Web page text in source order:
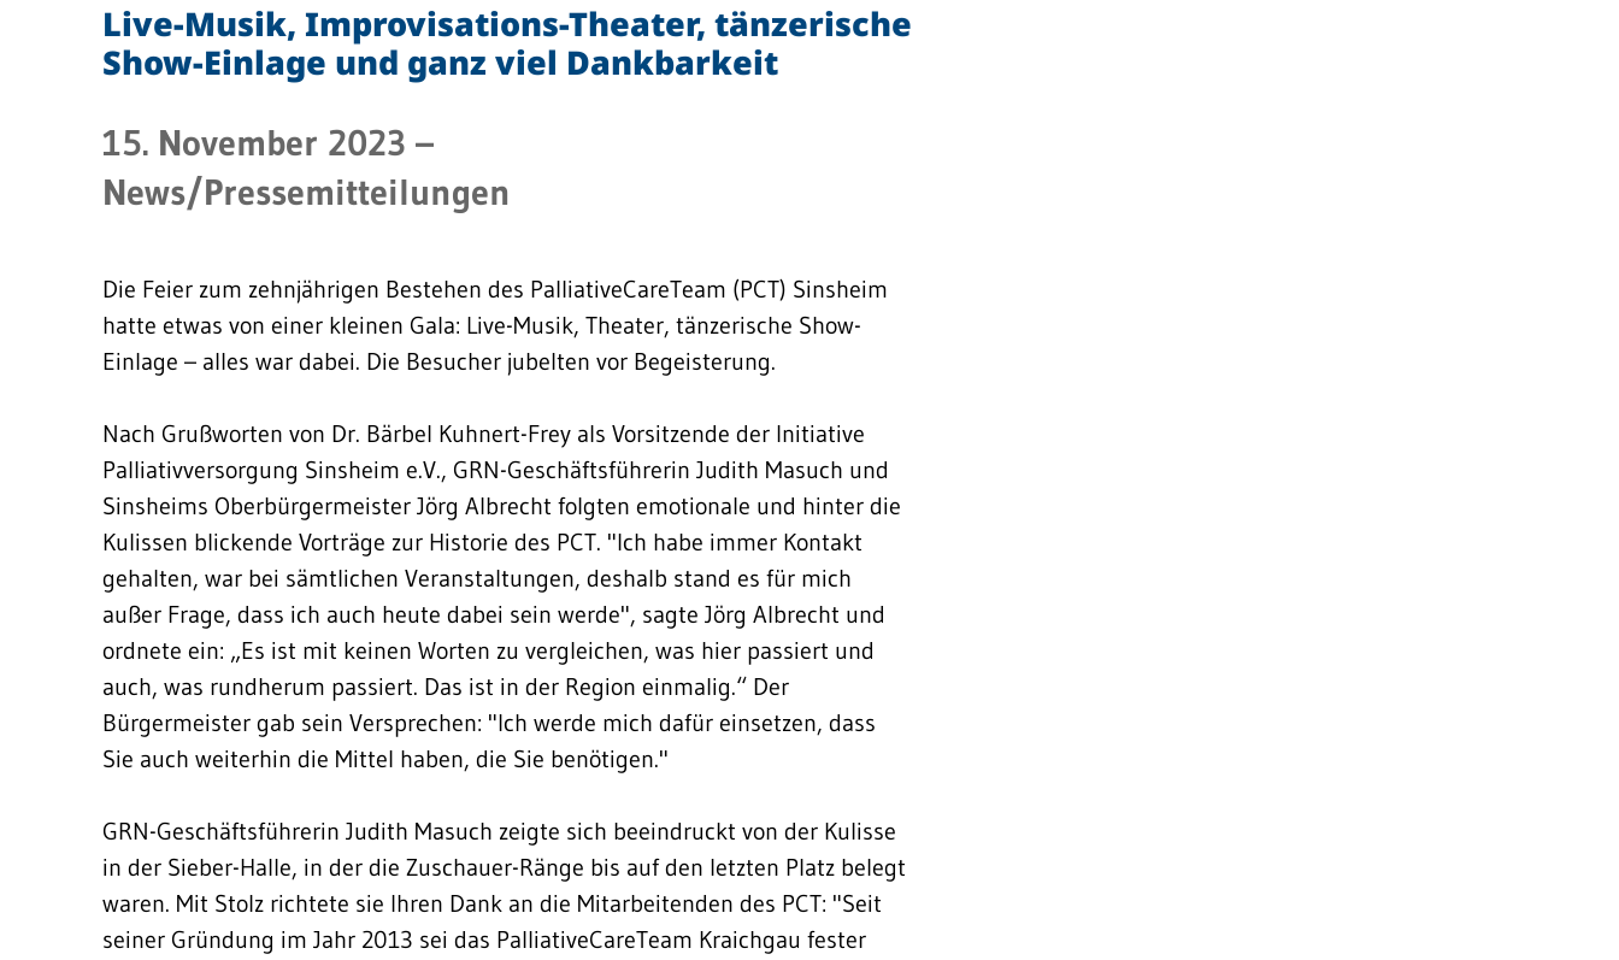
Live-Musik, Improvisations-Theater, tänzerische
Show-Einlage und ganz viel Dankbarkeit
15. November 2023 –
News/Pressemitteilungen
Die Feier zum zehnjährigen Bestehen des PalliativeCareTeam (PCT) Sinsheim
hatte etwas von einer kleinen Gala: Live-Musik, Theater, tänzerische Show-
Einlage – alles war dabei. Die Besucher jubelten vor Begeisterung.
Nach Grußworten von Dr. Bärbel Kuhnert-Frey als Vorsitzende der Initiative
Palliativversorgung Sinsheim e.V., GRN-Geschäftsführerin Judith Masuch und
Sinsheims Oberbürgermeister Jörg Albrecht folgten emotionale und hinter die
Kulissen blickende Vorträge zur Historie des PCT. "Ich habe immer Kontakt
gehalten, war bei sämtlichen Veranstaltungen, deshalb stand es für mich
außer Frage, dass ich auch heute dabei sein werde", sagte Jörg Albrecht und
ordnete ein: „Es ist mit keinen Worten zu vergleichen, was hier passiert und
auch, was rundherum passiert. Das ist in der Region einmalig.“ Der
Bürgermeister gab sein Versprechen: "Ich werde mich dafür einsetzen, dass
Sie auch weiterhin die Mittel haben, die Sie benötigen."
GRN-Geschäftsführerin Judith Masuch zeigte sich beeindruckt von der Kulisse
in der Sieber-Halle, in der die Zuschauer-Ränge bis auf den letzten Platz belegt
waren. Mit Stolz richtete sie Ihren Dank an die Mitarbeitenden des PCT: "Seit
seiner Gründung im Jahr 2013 sei das PalliativeCareTeam Kraichgau fester